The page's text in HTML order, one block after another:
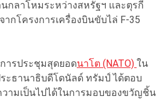
ลาโหมระหว่างสหรัฐฯ และตุรกี
กโครงการเครื่องบินขับไล่ F-35
ารประชุมสุดยอดนาโต (NATO) ใน
ะธานาธิบดีโดนัลด์ ทรัมป์ ได้ตอบ
ามเป็นไปได้ในการมอบของขวัญชิ้น